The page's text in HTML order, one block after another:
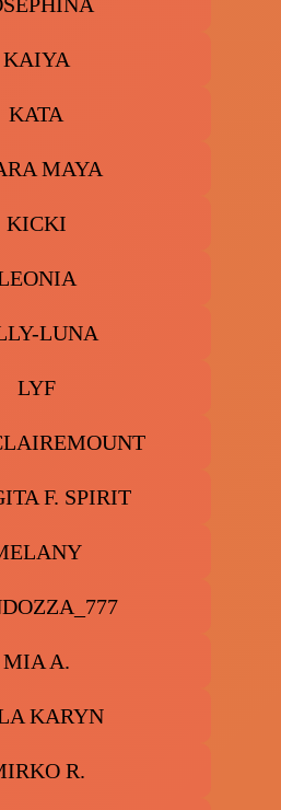
KAIYA
KATA
MAYA
KICKI
LUNA
LYF
F. SPIRIT
MIA A.
KARYN
R.